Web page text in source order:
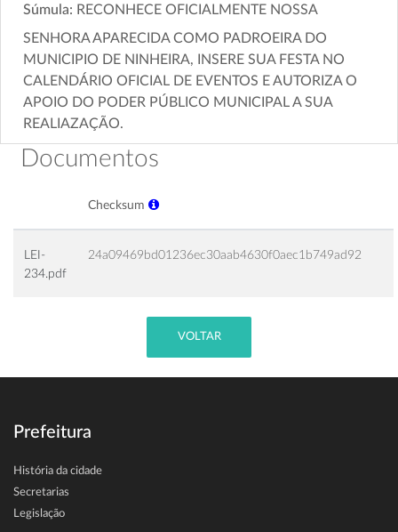
Súmula: RECONHECE OFICIALMENTE NOSSA
SENHORA APARECIDA COMO PADROEIRA DO
MUNICIPIO DE NINHEIRA, INSERE SUA FESTA NO
CALENDÁRIO OFICIAL DE EVENTOS E AUTORIZA O
APOIO DO PODER PÚBLICO MUNICIPAL A SUA
REALIAZAÇÃO.
Documentos
Checksum
LEI-
234.pdf
24a09469bd01236ec30aab4630f0aec1b749ad92
VOLTAR
Prefeitura
História da cidade
Secretarias
Legislação